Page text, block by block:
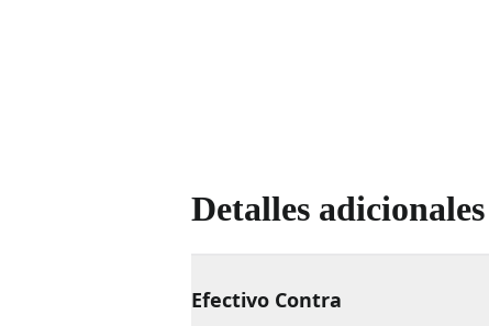
Detalles adicionales
Efectivo Contra